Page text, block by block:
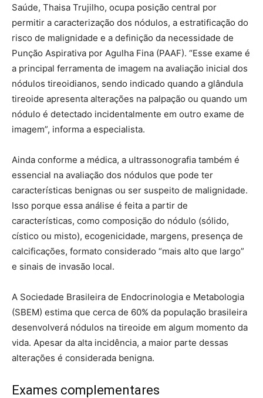
Saúde, Thaisa Trujilho, ocupa posição central por
permitir a caracterização dos nódulos, a estratificação do
risco de malignidade e a definição da necessidade de
Punção Aspirativa por Agulha Fina (PAAF). “Esse exame é
a principal ferramenta de imagem na avaliação inicial dos
nódulos tireoidianos, sendo indicado quando a glândula
tireoide apresenta alterações na palpação ou quando um
nódulo é detectado incidentalmente em outro exame de
imagem”, informa a especialista.
Ainda conforme a médica, a ultrassonografia também é
essencial na avaliação dos nódulos que pode ter
características benignas ou ser suspeito de malignidade.
Isso porque essa análise é feita a partir de
características, como composição do nódulo (sólido,
cístico ou misto), ecogenicidade, margens, presença de
calcificações, formato considerado “mais alto que largo”
e sinais de invasão local.
A Sociedade Brasileira de Endocrinologia e Metabologia
(SBEM) estima que cerca de 60% da população brasileira
desenvolverá nódulos na tireoide em algum momento da
vida. Apesar da alta incidência, a maior parte dessas
alterações é considerada benigna.
Exames complementares